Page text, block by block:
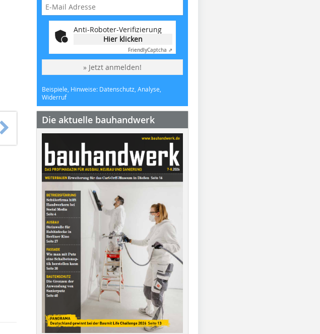
Anti-Roboter-Verifizierung
Hier klicken
FriendlyCaptcha ⇗
» Jetzt anmelden!
Beispiele, Hinweise: Datenschutz, Analyse,
Widerruf
Die aktuelle bauhandwerk